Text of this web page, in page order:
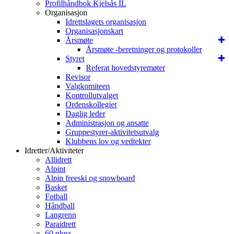
Profilhåndbok Kjelsås IL
Organisasjon
Idrettslagets organisasjon
Organisasjonskart
Årsmøte
Årsmøte -beretninger og protokoller
Styret
Referat hovedstyremøter
Revisor
Valgkomiteen
Kontrollutvalget
Ordenskollegiet
Daglig leder
Administrasjon og ansatte
Gruppestyrer-aktivitetsutvalg
Klubbens lov og vedtekter
Idretter/Aktiviteter
Allidrett
Alpint
Alpin freeski og snowboard
Basket
Fotball
Håndball
Langrenn
Paraidrett